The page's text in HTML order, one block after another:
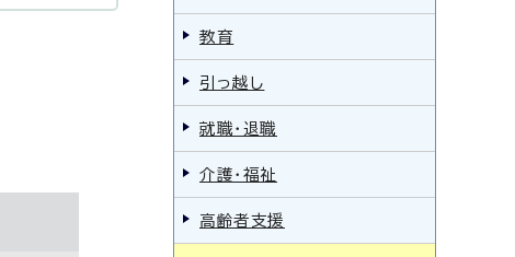
教育
引っ越し
就職・退職
介護・福祉
高齢者支援